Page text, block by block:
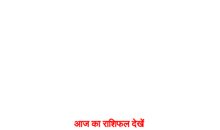
आज का राशिफल देखें